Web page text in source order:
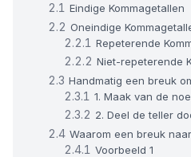
Eindige Kommagetallen
Oneindige
Repeterende
Niet-repeterende
Handmatig een breuk
1. Maak van de
2. Deel de teller
Waarom een breuk
Voorbeeld 1